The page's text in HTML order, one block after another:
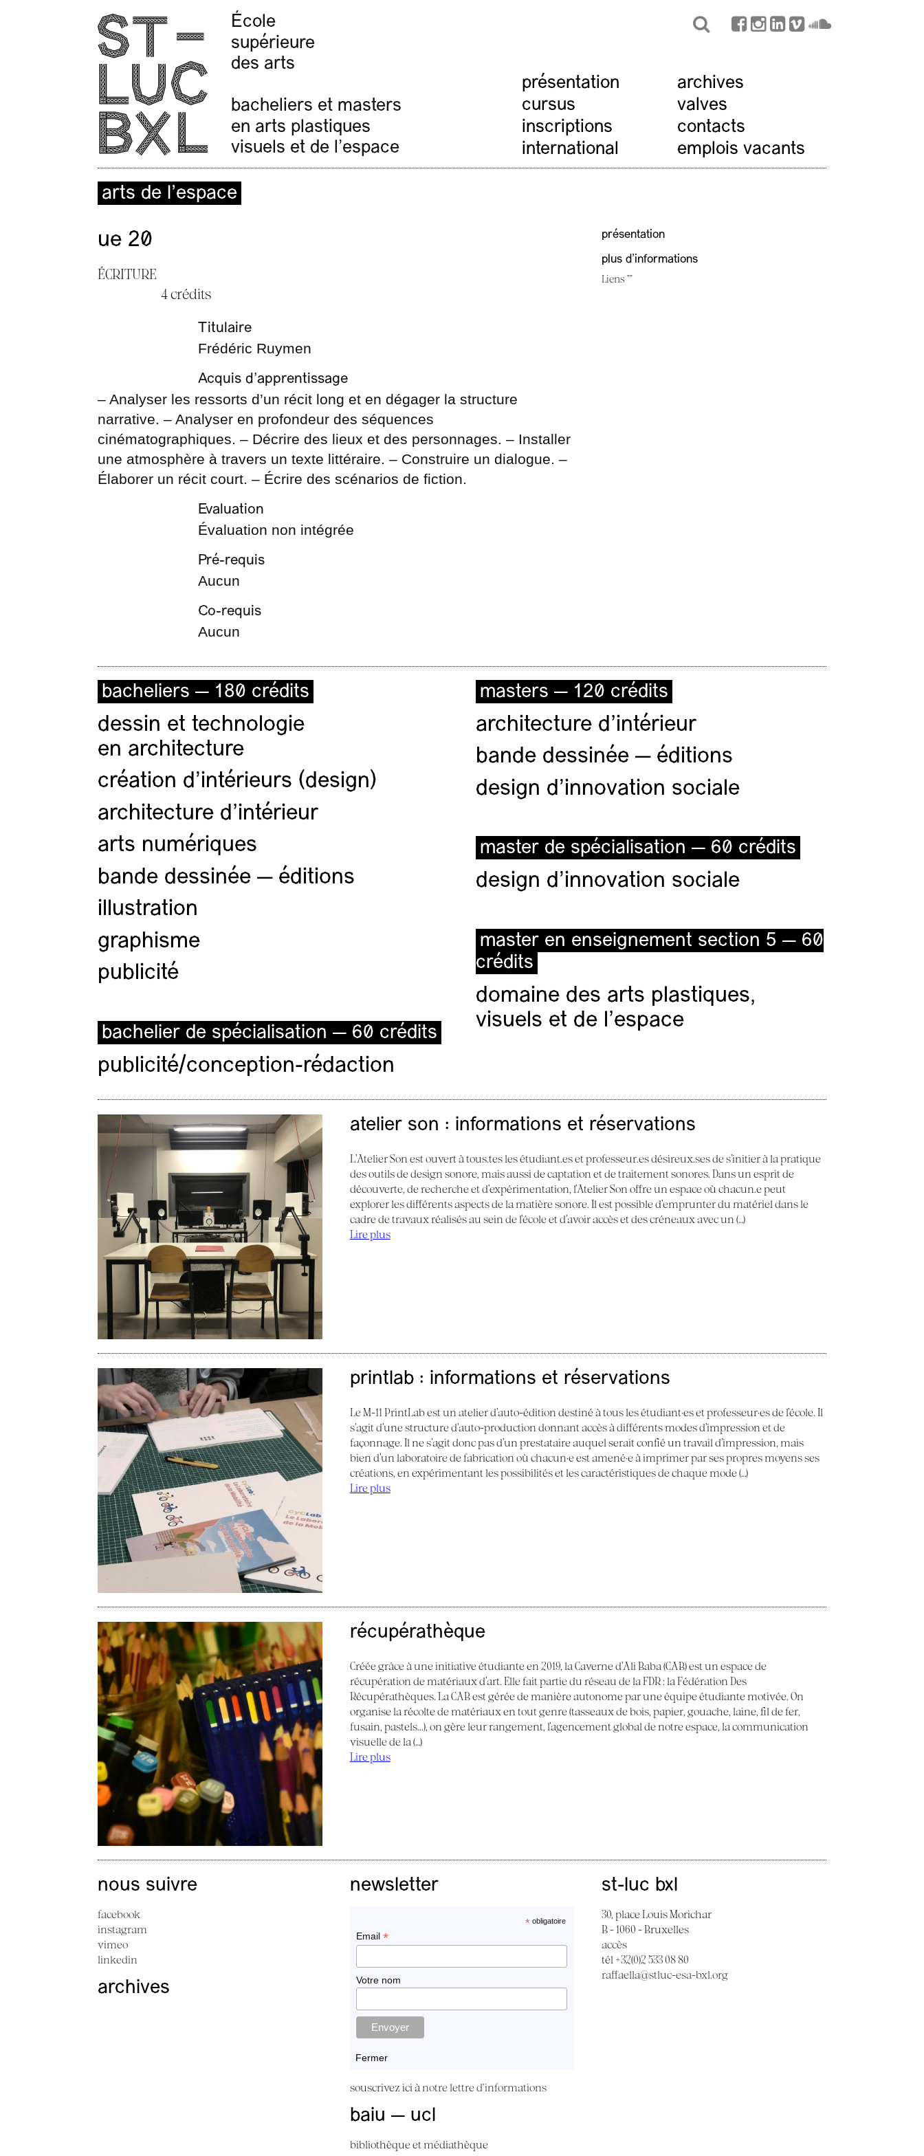
École
supérieure
des arts
bacheliers et masters
en arts plastiques
visuels et de l'espace
présentation
cursus
inscriptions
international
archives
valves
contacts
emplois vacants
arts de l’espace
ue 20
ÉCRITURE
4 crédits
Titulaire
Frédéric Ruymen
Acquis d’apprentissage
– Analyser les ressorts d’un récit long et en dégager la structure
narrative. – Analyser en profondeur des séquences
cinématographiques. – Décrire des lieux et des personnages. – Installer
une atmosphère à travers un texte littéraire. – Construire un dialogue. –
Élaborer un récit court. – Écrire des scénarios de fiction.
Evaluation
Évaluation non intégrée
Pré-requis
Aucun
Co-requis
Aucun
présentation
plus d'informations
Liens ""
bacheliers — 180 crédits
dessin et technologie
en architecture
création d'intérieurs (design)
architecture d’intérieur
arts numériques
bande dessinée — éditions
illustration
graphisme
publicité
bachelier de spécialisation — 60 crédits
publicité/conception-rédaction
masters — 120 crédits
architecture d’intérieur
bande dessinée — éditions
design d'innovation sociale
master de spécialisation — 60 crédits
design d'innovation sociale
master en enseignement section 5 — 60
crédits
domaine des arts plastiques,
visuels et de l’espace
atelier son : informations et réservations
L’Atelier Son est ouvert à tous.tes les étudiant.es et professeur.es désireux.ses de s’initier à la pratique
des outils de design sonore, mais aussi de captation et de traitement sonores. Dans un esprit de
découverte, de recherche et d’expérimentation, l’Atelier Son offre un espace où chacun.e peut
explorer les différents aspects de la matière sonore. Il est possible d’emprunter du matériel dans le
cadre de travaux réalisés au sein de l’école et d’avoir accès et des créneaux avec un (…)
Lire plus
printlab : informations et réservations
Le M-11 PrintLab est un atelier d’auto-édition destiné à tous les étudiant·es et professeur·es de l’école. Il
s’agit d’une structure d’auto-production donnant accès à différents modes d’impression et de
façonnage. Il ne s’agit donc pas d’un prestataire auquel serait confié un travail d’impression, mais
bien d’un laboratoire de fabrication où chacun·e est amené·e à imprimer par ses propres moyens ses
créations, en expérimentant les possibilités et les caractéristiques de chaque mode (…)
Lire plus
récupérathèque
Créée grâce à une initiative étudiante en 2019, la Caverne d’Ali Baba (CAB) est un espace de
récupération de matériaux d’art. Elle fait partie du réseau de la FDR : la Fédération Des
Récupérathèques. La CAB est gérée de manière autonome par une équipe étudiante motivée. On
organise la récolte de matériaux en tout genre (tasseaux de bois, papier, gouache, laine, fil de fer,
fusain, pastels...), on gère leur rangement, l’agencement global de notre espace, la communication
visuelle de la (…)
Lire plus
nous suivre
facebook
instagram
vimeo
linkedin
archives
newsletter
*obligatoire
Email*
Votre nom
Fermer
souscrivez ici à notre lettre d'informations
baiu — ucl
bibliothèque et médiathèque
st-luc bxl
30, place Louis Morichar
B - 1060 - Bruxelles
accès
tél +32(0)2 533 08 80
raffaella@stluc-esa-bxl.org